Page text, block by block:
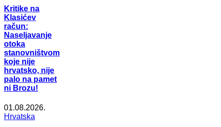
Kritike na
Klasićev
račun:
Naseljavanje
otoka
stanovništvom
koje nije
hrvatsko, nije
palo na pamet
ni Brozu!
01.08.2026.
Hrvatska